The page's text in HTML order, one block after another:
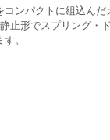
ンパクトに組込んだ
止形でスプリング・
。